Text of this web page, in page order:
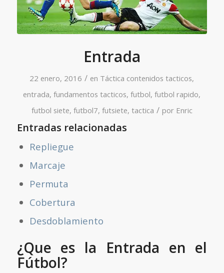
Entrada
22 enero, 2016 / en Táctica contenidos tacticos,
entrada,fundamentos tacticos,futbol,futbol rapido,
futbol siete, futbol7, futsiete, tactica / por Enric
Entradas relacionadas
Repliegue
Marcaje
Permuta
Cobertura
Desdoblamiento
¿Que es la Entrada en el
Fútbol?